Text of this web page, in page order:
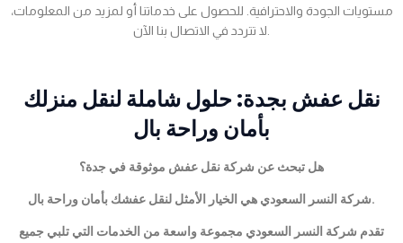
مستويات الجودة والاحترافية. للحصول على خدماتنا أو لمزيد من المعلومات،
نقل عفش بجدة: حلول شاملة لنقل منزلك
بأمان وراحة بال
هل تبحث عن شركة نقل عفش موثوقة في جدة؟
شركة النسر السعودي هي الخيار الأمثل لنقل عفشك بأمان وراحة بال.
تقدم شركة النسر السعودي مجموعة واسعة من الخدمات التي تلبي جميع